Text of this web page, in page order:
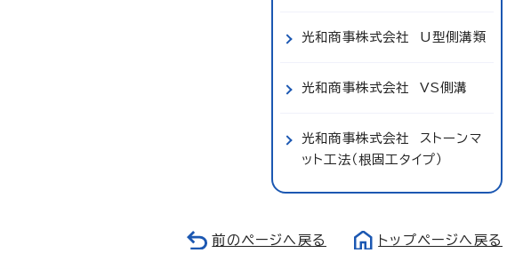
光和商事株式会社 U型側溝類
光和商事株式会社 VS側溝
光和商事株式会社 ストーンマ
ット工法（根固工タイプ）
前のページへ戻る トップページへ戻る